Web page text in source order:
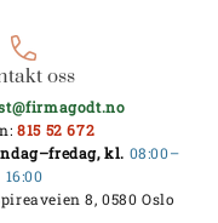
oss
815 52 672
kl. 08:00–
16:00
8, 0580 Oslo